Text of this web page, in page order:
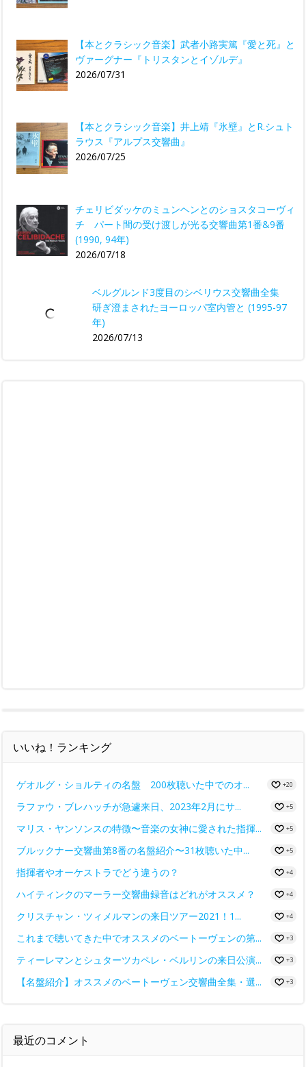
【本とクラシック音楽】武者小路実篤『愛と死』と
ヴァーグナー『トリスタンとイゾルデ』
2026/07/31
【本とクラシック音楽】井上靖『氷壁』とR.シュト
ラウス『アルプス交響曲』
2026/07/25
チェリビダッケのミュンヘンとのショスタコーヴィ
チ パート間の受け渡しが光る交響曲第1番&9番
(1990, 94年)
2026/07/18
ベルグルンド3度目のシベリウス交響曲全集
研ぎ澄まされたヨーロッパ室内管と (1995-97
年)
2026/07/13
いいね！ランキング
ゲオルグ・ショルティの名盤 200枚聴いた中でのオ... +20
ラファウ・ブレハッチが急遽来日、2023年2月にサ... +5
マリス・ヤンソンスの特徴〜音楽の女神に愛された指揮... +5
ブルックナー交響曲第8番の名盤紹介〜31枚聴いた中... +5
指揮者やオーケストラでどう違うの？ +4
ハイティンクのマーラー交響曲録音はどれがオススメ？ +4
クリスチャン・ツィメルマンの来日ツアー2021！1... +4
これまで聴いてきた中でオススメのベートーヴェンの第... +3
ティーレマンとシュターツカペレ・ベルリンの来日公演... +3
【名盤紹介】オススメのベートーヴェン交響曲全集・選... +3
最近のコメント